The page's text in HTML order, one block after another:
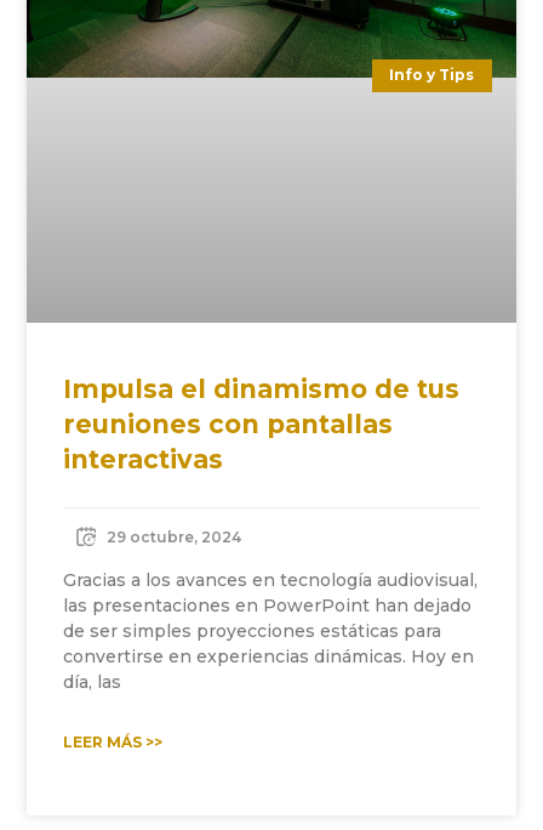
Info y Tips
Impulsa el dinamismo de tus
reuniones con pantallas
interactivas
29 octubre, 2024
Gracias a los avances en tecnología audiovisual,
las presentaciones en PowerPoint han dejado
de ser simples proyecciones estáticas para
convertirse en experiencias dinámicas. Hoy en
día, las
LEER MÁS >>